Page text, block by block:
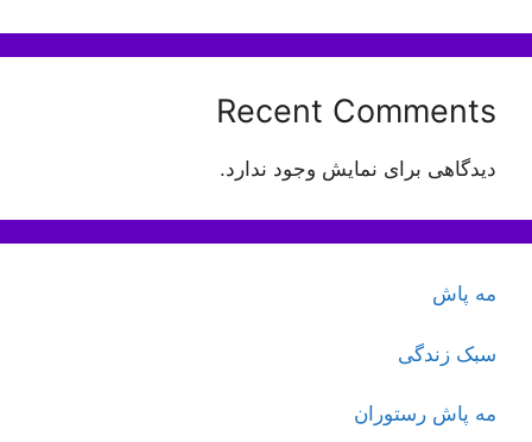
Recent Comments
دیدگاهی برای نمایش وجود ندارد.
مه پاش
سبک زندگی
مه پاش رستوران